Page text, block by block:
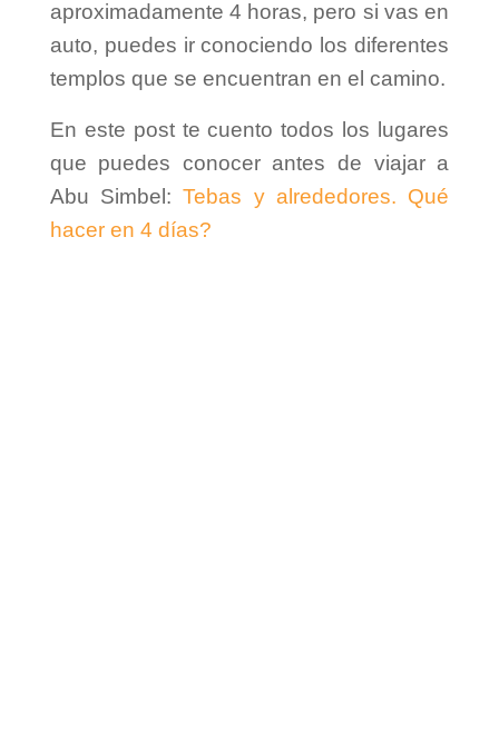
aproximadamente 4 horas, pero si vas en
auto, puedes ir conociendo los diferentes
templos que se encuentran en el camino.
En este post te cuento todos los lugares
que puedes conocer antes de viajar a
Abu Simbel:Tebas y alrededores. Qué
hacer en 4 días?